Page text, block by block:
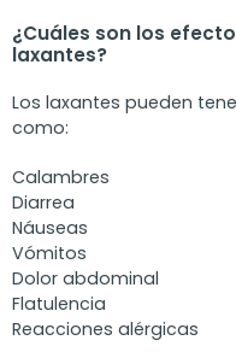
¿Cuáles son los
laxantes?
Los laxantes pueden
como:
Calambres
Diarrea
Náuseas
Vómitos
Dolor abdominal
Flatulencia
Reacciones alérgicas